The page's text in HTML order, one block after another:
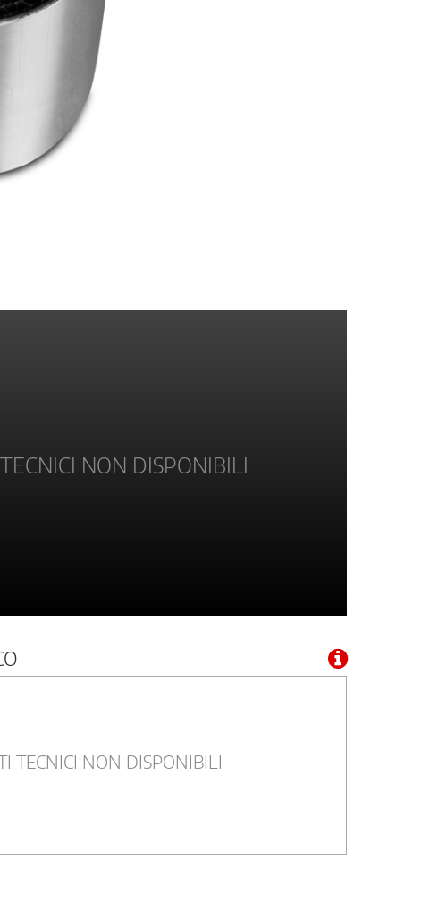
NON DISPONIBILI
TECNICI NON DISPONIBILI